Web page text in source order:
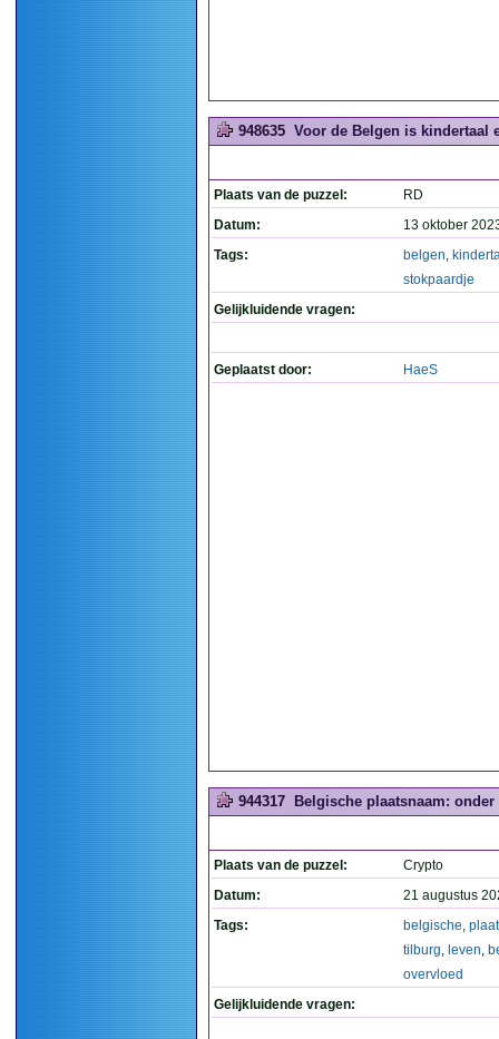
948635 Voor de Belgen is kindertaal
Plaats van de puzzel:
RD
Datum:
13 oktober
Tags:
belgen,
stokpaardje
Gelijkluidende vragen:
Geplaatst door: HaeS
944317 Belgische plaatsnaam:
Plaats van de puzzel:
Crypto
Datum:
21 augustus
Tags:
belgische,
tilburg, leven,
overvloed
Gelijkluidende vragen: